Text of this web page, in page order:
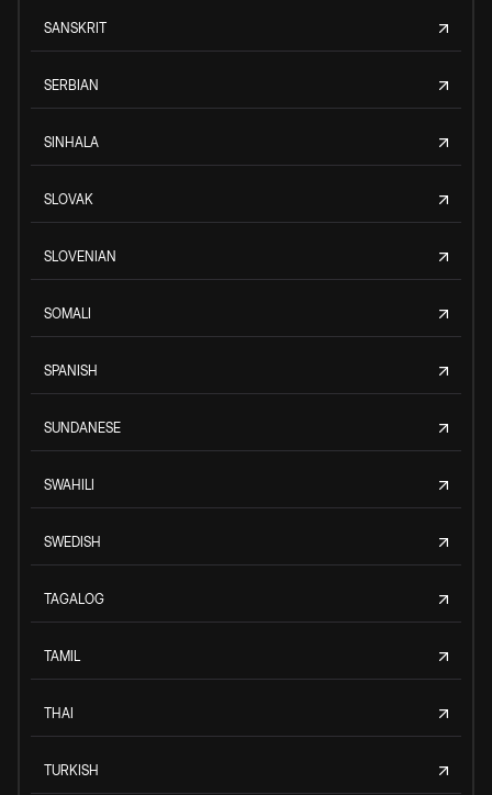
SANSKRIT
SERBIAN
SINHALA
SLOVAK
SLOVENIAN
SOMALI
SPANISH
SUNDANESE
SWAHILI
SWEDISH
TAGALOG
TAMIL
THAI
TURKISH